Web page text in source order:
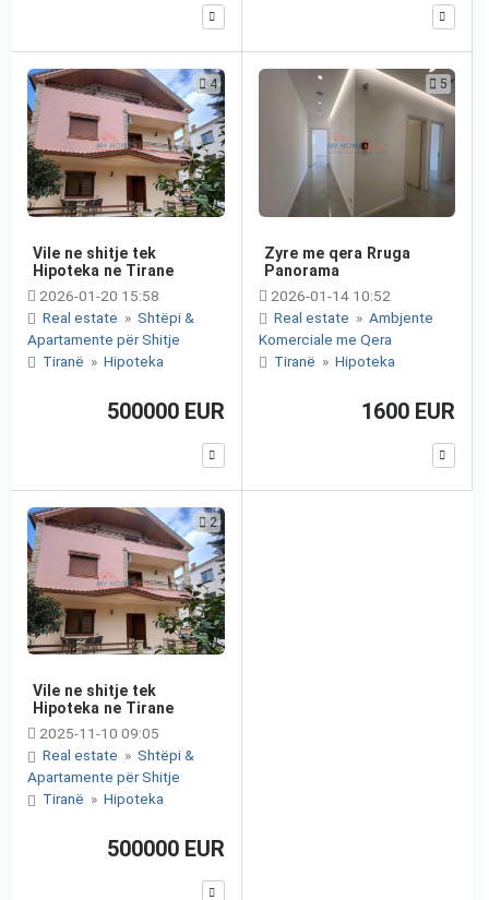
4
Vile ne shitje tek
Hipoteka ne Tirane
2026-01-20 15:58
Real estate » Shtëpi &
Apartamente për Shitje
Tiranë » Hipoteka
500000 EUR
5
Zyre me qera Rruga
Panorama
2026-01-14 10:52
Real estate » Ambjente
Komerciale me Qera
Tiranë » Hipoteka
1600 EUR
2
Vile ne shitje tek
Hipoteka ne Tirane
2025-11-10 09:05
Real estate » Shtëpi &
Apartamente për Shitje
Tiranë » Hipoteka
500000 EUR